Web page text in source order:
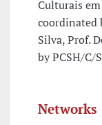
Culturais
coordinated
Silva, Prof.
by PCSH/C/
Networks